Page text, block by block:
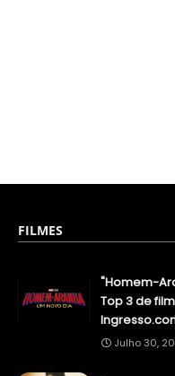
FILMES
"Homem-
Top 3 de
Julho 30,